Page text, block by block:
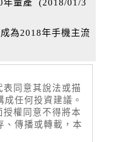
年量產 (2018/01/3
為2018年手機主流
同意其說法或描
任何投資建議。
權同意不得將本
、傳播或轉載，本